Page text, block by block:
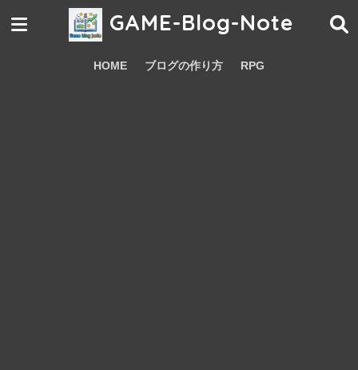
GAME-Blog-Note
HOME ブログの作り方 RPG